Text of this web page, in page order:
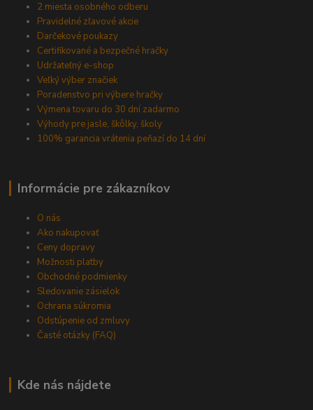
2 miesta osobného odberu
Pravidelné zľavové akcie
Darčekové poukazy
Certifikované a bezpečné hračky
Udržateľný e-shop
Veľký výber značiek
Poradenstvo pri výbere hračky
Výmena tovaru do 30 dní zadarmo
Výhody pre jasle, škôlky, školy
100% garancia vrátenia peňazí do 14 dní
Informácie pre zákazníkov
O nás
Ako nakupovať
Ceny dopravy
Možnosti platby
Obchodné podmienky
Sledovanie zásielok
Ochrana súkromia
Odstúpenie od zmluvy
Časté otázky (FAQ)
Kde nás nájdete